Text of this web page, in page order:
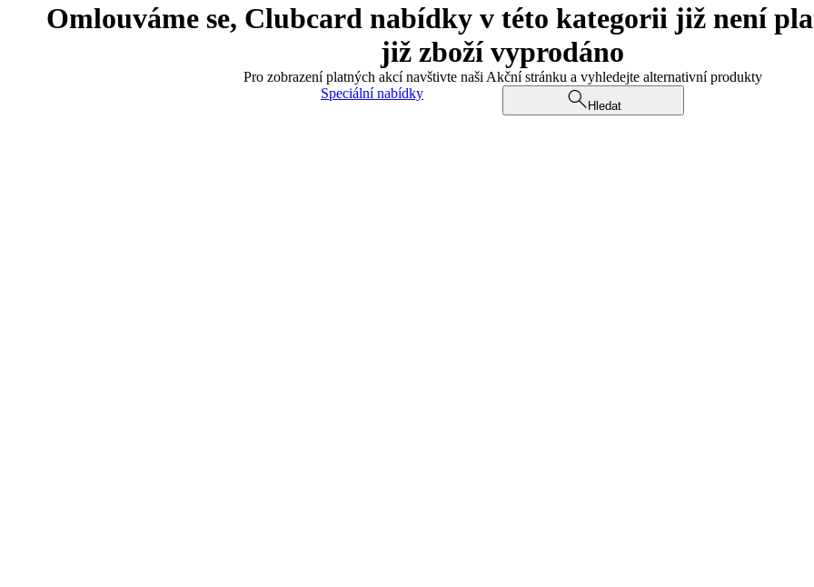
Omlouváme se, Clubcard nabídky v této kategorii již není
již zboží vyprodáno
Pro zobrazení platných akcí navštivte naši Akční stránku a vyhledejte alternativní produkty
Speciální nabídky
Hledat